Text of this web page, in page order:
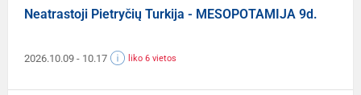
Neatrastoji Pietryčių Turkija - MESOPOTAMIJA 9d.
2026.10.09 - 10.17 liko 6 vietos